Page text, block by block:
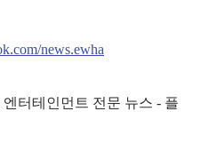
news.ewha
엔터테인먼트 전문 뉴스 - 플